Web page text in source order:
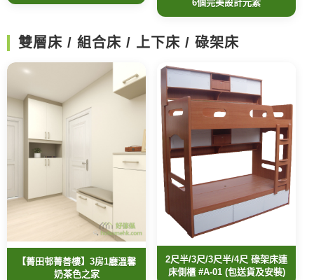
6個完美設計元素
雙層床 / 組合床 / 上下床 / 碌架床
【菁田邨菁善樓】3房1廳溫馨
奶茶色之家
2尺半/3尺/3尺半/4尺 碌架床連
床側櫃 #A-01 (包送貨及安裝)